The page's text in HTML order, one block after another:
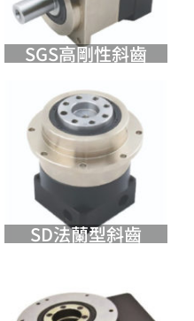
SGS高剛性斜齒
SD法蘭型斜齒